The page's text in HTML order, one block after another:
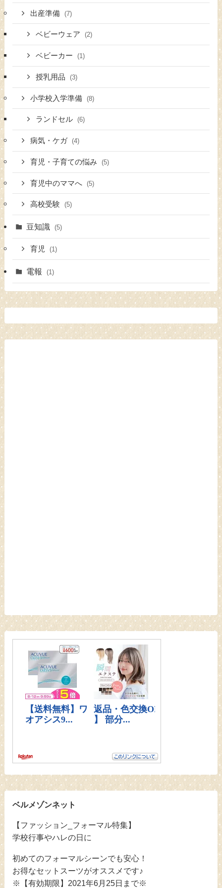
出産準備 (7)
ベビーウェア (2)
ベビーカー (1)
授乳用品 (3)
小学校入学準備 (8)
ランドセル (6)
病気・ケガ (4)
育児・子育ての悩み (5)
育児中のママへ (5)
高校受験 (5)
豆知識 (5)
育児 (1)
電報 (1)
ベルメゾンネット
【ファッション_フォーマル特集】
学校行事やハレの日に
初めてのフォーマルシーンでも安心！
お得なセットスーツがオススメです♪
※【有効期限】2021年6月25日まで※